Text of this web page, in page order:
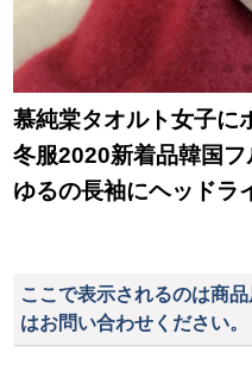
慕純棠タオルト女子に
冬服2020新着品韓国
ゆるの長袖にヘッドラ
ここで表示されるのは商
はお問い合わせください。